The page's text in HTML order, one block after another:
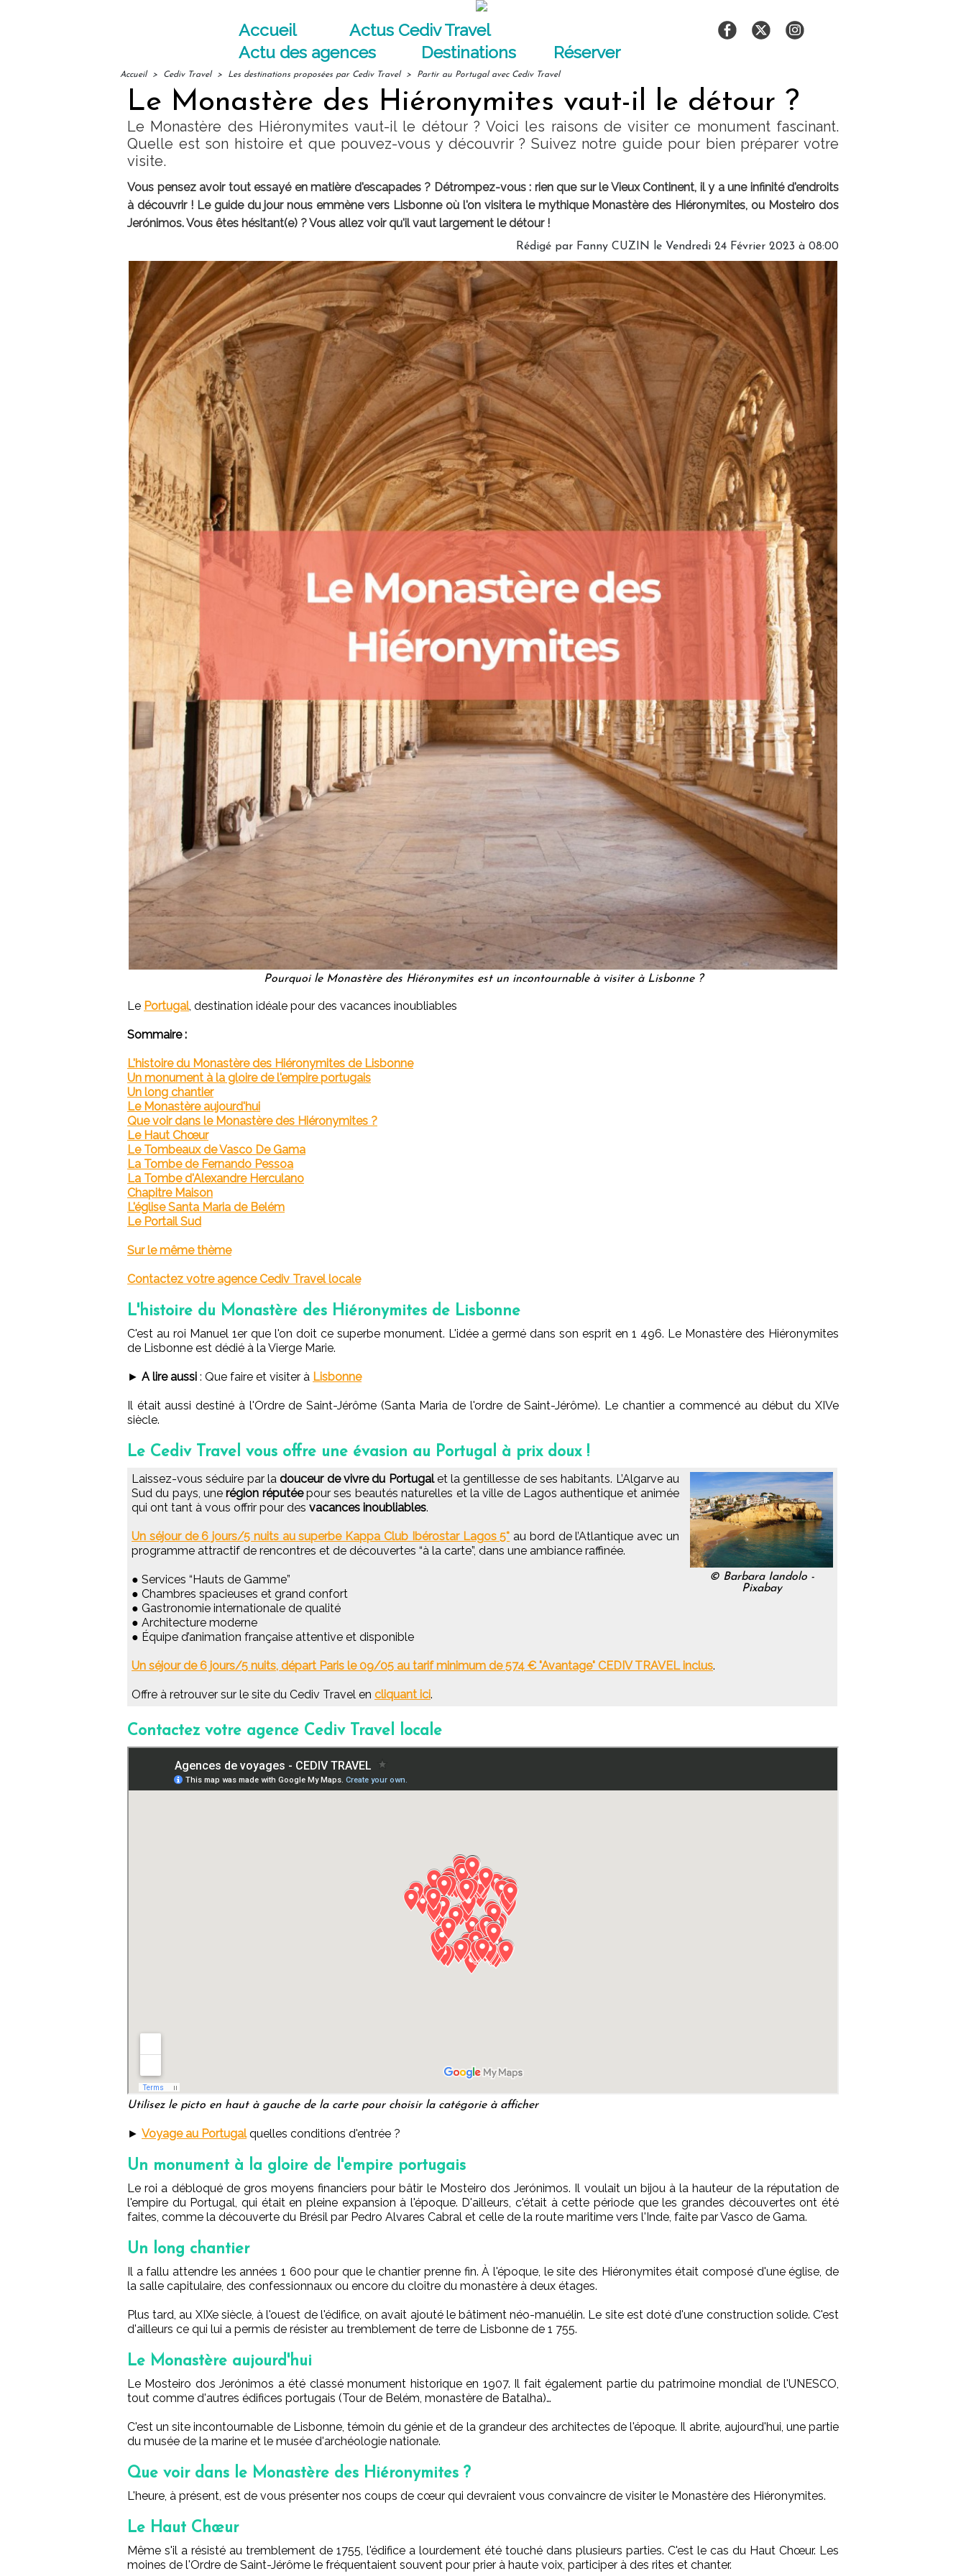
Accueil
Actus Cediv Travel
Actu des agences
Destinations Réserver
Accueil > Cediv Travel > Les destinations proposées par Cediv Travel > Partir au Portugal avec Cediv Travel
Le Monastère des Hiéronymites vaut-il le détour ?
Le Monastère des Hiéronymites vaut-il le détour ? Voici les raisons de visiter ce monument fascinant.
Quelle est son histoire et que pouvez-vous y découvrir ? Suivez notre guide pour bien préparer votre
visite.
Vous pensez avoir tout essayé en matière d'escapades ? Détrompez-vous : rien que sur le Vieux Continent, il y a une infinité d'endroits
à découvrir ! Le guide du jour nous emmène vers Lisbonne où l'on visitera le mythique Monastère des Hiéronymites, ou Mosteiro dos
Jerónimos. Vous êtes hésitant(e) ? Vous allez voir qu'il vaut largement le détour !
Rédigé par Fanny CUZIN le Vendredi 24 Février 2023 à 08:00
Pourquoi le Monastère des Hiéronymites est un incontournable à visiter à Lisbonne ?
Le Portugal, destination idéale pour des vacances inoubliables
Sommaire :
L'histoire du Monastère des Hiéronymites de Lisbonne
Un monument à la gloire de l'empire portugais
Un long chantier
Le Monastère aujourd'hui
Que voir dans le Monastère des Hiéronymites ?
Le Haut Chœur
Le Tombeaux de Vasco De Gama
La Tombe de Fernando Pessoa
La Tombe d'Alexandre Herculano
Chapitre Maison
L'église Santa Maria de Belém
Le Portail Sud
Sur le même thème
Contactez votre agence Cediv Travel locale
L'histoire du Monastère des Hiéronymites de Lisbonne
C'est au roi Manuel 1er que l'on doit ce superbe monument. L'idée a germé dans son esprit en 1 496. Le Monastère des Hiéronymites
de Lisbonne est dédié à la Vierge Marie.
► A lire aussi : Que faire et visiter à Lisbonne
Il était aussi destiné à l'Ordre de Saint-Jérôme (Santa Maria de l'ordre de Saint-Jérôme). Le chantier a commencé au début du XIVe
siècle.
Le Cediv Travel vous offre une évasion au Portugal à prix doux !
© Barbara Iandolo -
Pixabay
Laissez-vous séduire par ladouceur de vivre du Portugalet la gentillesse de ses habitants. L’Algarve au
Sud du pays, unerégion réputéepour ses beautés naturelles et la ville de Lagos authentique et animée
qui ont tant à vous offrir pour des vacances inoubliables.
Un séjour de 6 jours/5 nuits au superbe Kappa Club Ibérostar Lagos 5* au bord de l’Atlantique avec un
programme attractif de rencontres et de découvertes “à la carte”, dans une ambiance raffinée.
● Services “Hauts de Gamme”
● Chambres spacieuses et grand confort
● Gastronomie internationale de qualité
● Architecture moderne
● Équipe d’animation française attentive et disponible
Un séjour de 6 jours/5 nuits, départ Paris le 09/05 au tarif minimum de 574 € "Avantage" CEDIV TRAVEL inclus.
Offre à retrouver sur le site du Cediv Travel en cliquant ici.
Contactez votre agence Cediv Travel locale
Utilisez le picto en haut à gauche de la carte pour choisir la catégorie à afficher
► Voyage au Portugalquelles conditions d'entrée ?
Un monument à la gloire de l'empire portugais
Le roi a débloqué de gros moyens financiers pour bâtir le Mosteiro dos Jerónimos. Il voulait un bijou à la hauteur de la réputation de
l'empire du Portugal, qui était en pleine expansion à l'époque. D'ailleurs, c'était à cette période que les grandes découvertes ont été
faites, comme la découverte du Brésil par Pedro Alvares Cabral et celle de la route maritime vers l'Inde, faite par Vasco de Gama.
Un long chantier
Il a fallu attendre les années 1 600 pour que le chantier prenne fin. À l'époque, le site des Hiéronymites était composé d'une église, de
la salle capitulaire, des confessionnaux ou encore du cloître du monastère à deux étages.
Plus tard, au XIXe siècle, à l'ouest de l'édifice, on avait ajouté le bâtiment néo-manuélin. Le site est doté d'une construction solide. C'est
d'ailleurs ce qui lui a permis de résister au tremblement de terre de Lisbonne de 1 755.
Le Monastère aujourd'hui
Le Mosteiro dos Jerónimos a été classé monument historique en 1907. Il fait également partie du patrimoine mondial de l'UNESCO,
tout comme d'autres édifices portugais (Tour de Belém, monastère de Batalha)…
C'est un site incontournable de Lisbonne, témoin du génie et de la grandeur des architectes de l'époque. Il abrite, aujourd'hui, une partie
du musée de la marine et le musée d'archéologie nationale.
Que voir dans le Monastère des Hiéronymites ?
L'heure, à présent, est de vous présenter nos coups de cœur qui devraient vous convaincre de visiter le Monastère des Hiéronymites.
Le Haut Chœur
Même s'il a résisté au tremblement de 1755, l'édifice a lourdement été touché dans plusieurs parties. C'est le cas du Haut Chœur. Les
moines de l'Ordre de Saint-Jérôme le fréquentaient souvent pour prier à haute voix, participer à des rites et chanter.